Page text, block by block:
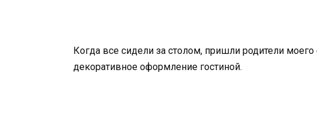
Когда все сидели за столом, пришли родители
декоративное оформление гостиной.